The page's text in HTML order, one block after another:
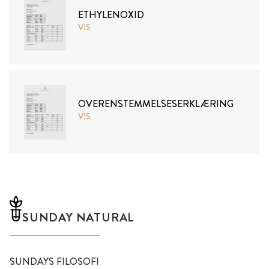
ETHYLENOXID
VIS
OVERENSTEMMELSESERKLÆRING
VIS
SUNDAY NATURAL
SUNDAYS FILOSOFI